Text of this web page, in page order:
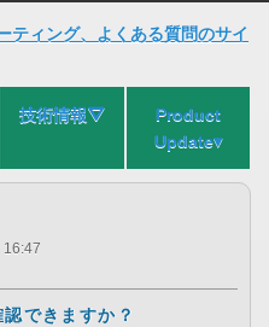
技術情報⛛
Product
Update▾
16:47
できますか？